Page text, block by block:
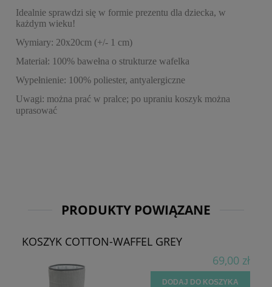
Idealnie sprawdzi się w formie prezentu dla dziecka, w
każdym wieku!
Wymiary: 20x20cm (+/- 1 cm)
Materiał: 100% bawełna o strukturze wafelka
Wypełnienie: 100% poliester, antyalergiczne
Uwagi: można prać w pralce; po upraniu koszyk można
uprasować
PRODUKTY POWIĄZANE
KOSZYK COTTON-WAFFEL GREY
69,00 zł
DODAJ DO KOSZYKA